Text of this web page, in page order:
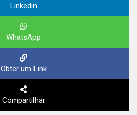
Linkedin
WhatsApp
Obter um Link
Compartilhar